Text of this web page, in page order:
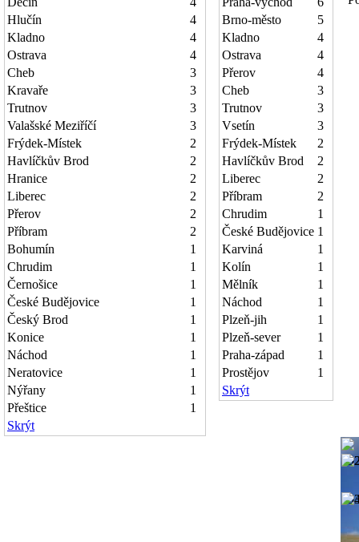
Hlučín
4
Kladno
4
Ostrava
4
Cheb
3
Kravaře
3
Trutnov
3
Valašské Meziříčí
3
Frýdek-Místek
2
Havlíčkův Brod
2
Hranice
2
Liberec
2
Přerov
2
Příbram
2
Bohumín
1
Chrudim
1
Černošice
1
České Budějovice
1
Český Brod
1
Konice
1
Náchod
1
Neratovice
1
Nýřany
1
Přeštice
1
Skrýt
Brno-město
5
Kladno
4
Ostrava
4
Přerov
4
Cheb
3
Trutnov
3
Vsetín
3
Frýdek-Místek
2
Havlíčkův Brod
2
Liberec
2
Příbram
2
Chrudim
1
České Budějovice 1
Karviná
1
Kolín
1
Mělník
1
Náchod
1
Plzeň-jih
1
Plzeň-sever
1
Praha-západ
1
Prostějov
1
Skrýt